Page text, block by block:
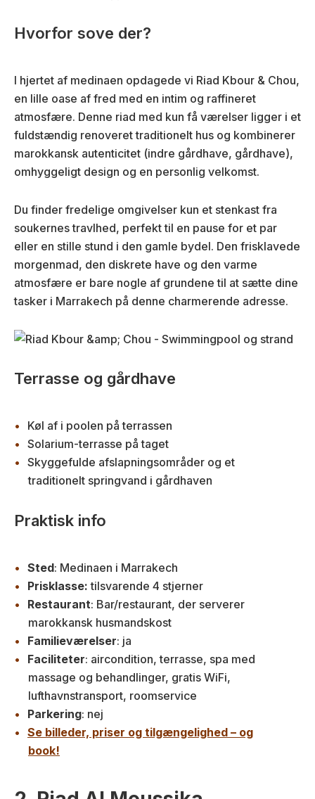
Hvorfor sove der?
I hjertet af medinaen opdagede vi Riad Kbour & Chou,
en lille oase af fred med en intim og raffineret
atmosfære. Denne riad med kun få værelser ligger i et
fuldstændig renoveret traditionelt hus og kombinerer
marokkansk autenticitet (indre gårdhave, gårdhave),
omhyggeligt design og en personlig velkomst.
Du finder fredelige omgivelser kun et stenkast fra
soukernes travlhed, perfekt til en pause for et par
eller en stille stund i den gamle bydel. Den frisklavede
morgenmad, den diskrete have og den varme
atmosfære er bare nogle af grundene til at sætte dine
tasker i Marrakech på denne charmerende adresse.
Terrasse og gårdhave
Køl af i poolen på terrassen
Solarium-terrasse på taget
Skyggefulde afslapningsområder og et
traditionelt springvand i gårdhaven
Praktisk info
Sted: Medinaen i Marrakech
Prisklasse: tilsvarende 4 stjerner
Restaurant: Bar/restaurant, der serverer
marokkansk husmandskost
Familieværelser: ja
Faciliteter: aircondition, terrasse, spa med
massage og behandlinger, gratis WiFi,
lufthavnstransport, roomservice
Parkering: nej
Se billeder, priser og tilgængelighed – og
book!